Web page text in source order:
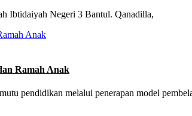
Ibtidaiyah Negeri 3 Bantul. Qanadilla,
Ramah Anak
pendidikan melalui penerapan model